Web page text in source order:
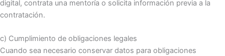
digital, contrata una mentoría o solicita información previa a la
contratación.
c) Cumplimiento de obligaciones legales
Cuando sea necesario conservar datos para obligaciones